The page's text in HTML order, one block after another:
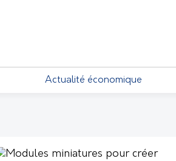
Actualité économique